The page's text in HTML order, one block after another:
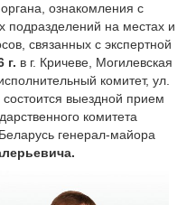
ознакомления с
подразделений на местах и
связанных с экспертной
г. в г. Кричеве, Могилевская
комитет, ул.
состоится выездной прием
комитета
генерал-майора